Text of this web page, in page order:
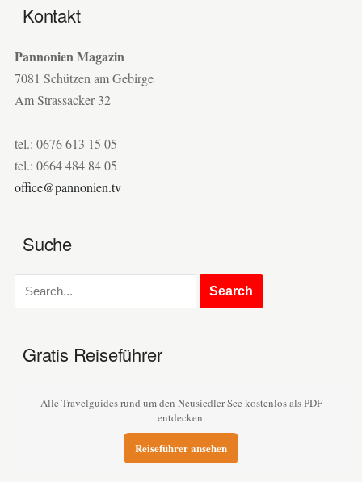
Kontakt
Pannonien Magazin
7081 Schützen am Gebirge
Am Strassacker 32
tel.: 0676 613 15 05
tel.: 0664 484 84 05
office@pannonien.tv
Suche
Gratis Reiseführer
Alle Travelguides rund um den Neusiedler See kostenlos als PDF
entdecken.
Reiseführer ansehen